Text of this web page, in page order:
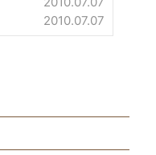
2010.07.07